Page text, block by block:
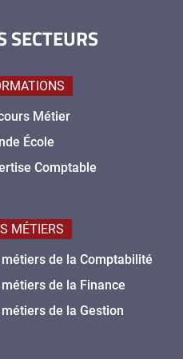
SECTEURS
Métier
École
Comptable
MÉTIERS
de la Comptabilité
de la Finance
de la Gestion